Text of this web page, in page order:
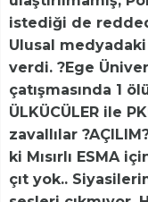
istediği de
Ulusal
verdi. ?Ege
çatışmasında 1
ÜLKÜCÜLER ile
zavallılar
ki Mısırlı ESMA
çıt yok..